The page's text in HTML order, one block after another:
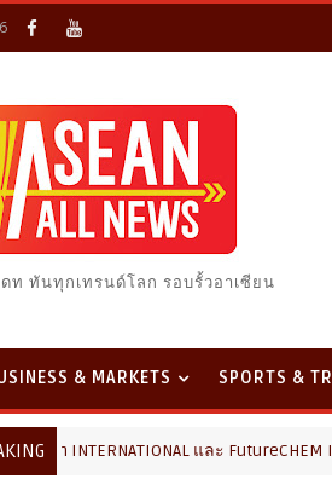
ท ทันทุกเทรนด์โลก รอบรั้วอาเซียน
& MARKETS SPORTS &
INTERNATIONAL และ FutureCHEM